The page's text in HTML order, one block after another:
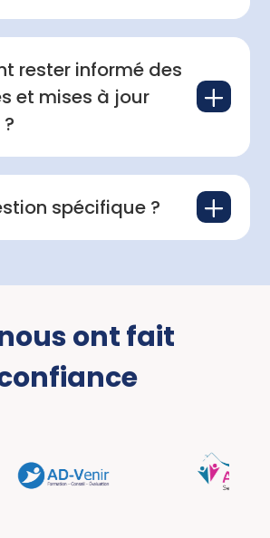
L
rester informé des
et mises à jour
L
spécifique ?
ont fait